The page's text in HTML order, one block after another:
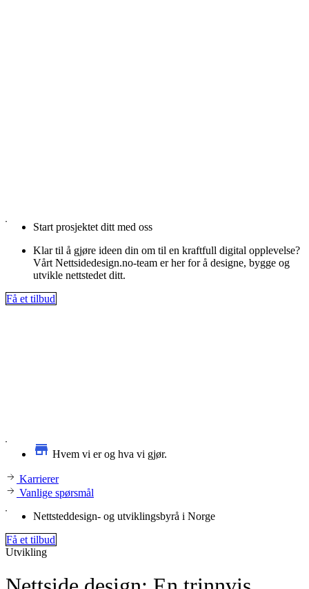
Start prosjektet ditt med oss
Klar til å gjøre ideen din om til en kraftfull digital opplevelse?
Vårt Nettsidedesign.no-team er her for å designe, bygge og
utvikle nettstedet ditt.
Få et tilbud
Hvem vi er og hva vi gjør.
Karrierer
Vanlige spørsmål
Nettsteddesign- og utviklingsbyrå i Norge
Få et tilbud
Utvikling